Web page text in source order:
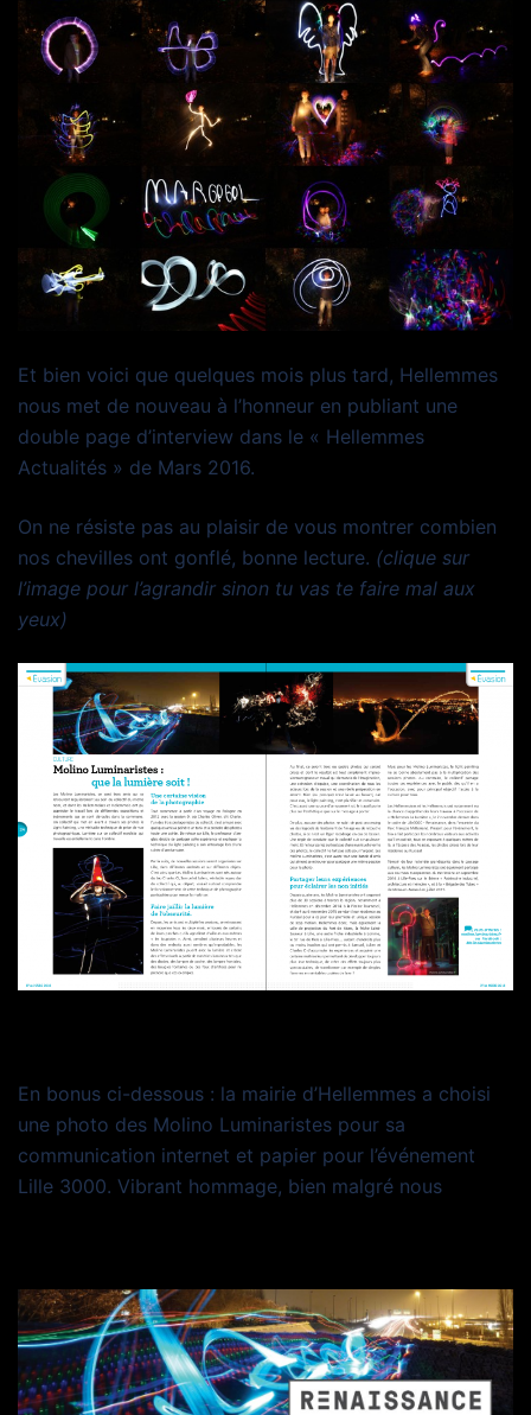
Et bien voici que quelques mois plus tard, Hellemmes
nous met de nouveau à l’honneur en publiant une
double page d’interview dans le « Hellemmes
Actualités » de Mars 2016.
On ne résiste pas au plaisir de vous montrer combien
nos chevilles ont gonflé, bonne lecture. (clique sur
l’image pour l’agrandir sinon tu vas te faire mal aux
yeux)
En bonus ci-dessous : la mairie d’Hellemmes a choisi
une photo des Molino Luminaristes pour sa
communication internet et papier pour l’événement
Lille 3000. Vibrant hommage, bien malgré nous